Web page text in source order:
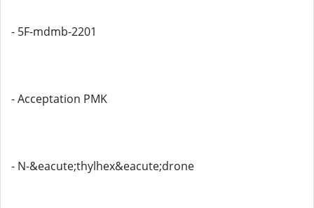
- 5F-mdmb-2201
- Acceptation PMK
- N-&eacute;thylhex&eacute;drone